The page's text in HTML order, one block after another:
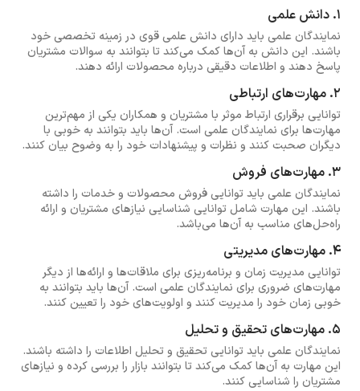
1. دانش علمی
نمایندگان علمی باید دارای دانش علمی قوی در زمینه تخصصی خود
باشند. این دانش به آن‌ها کمک می‌کند تا بتوانند به سوالات مشتریان
پاسخ دهند و اطلاعات دقیقی درباره محصولات ارائه دهند.
2. مهارت‌های ارتباطی
توانایی برقراری ارتباط موثر با مشتریان و همکاران یکی از مهم‌ترین
مهارت‌ها برای نمایندگان علمی است. آن‌ها باید بتوانند به خوبی با
دیگران صحبت کنند و نظرات و پیشنهادات خود را به وضوح بیان کنند.
3. مهارت‌های فروش
نمایندگان علمی باید توانایی فروش محصولات و خدمات را داشته
باشند. این مهارت شامل توانایی شناسایی نیازهای مشتریان و ارائه
راه‌حل‌های مناسب به آن‌ها می‌باشد.
4. مهارت‌های مدیریتی
توانایی مدیریت زمان و برنامه‌ریزی برای ملاقات‌ها و ارائه‌ها از دیگر
مهارت‌های ضروری برای نمایندگان علمی است. آن‌ها باید بتوانند به
خوبی زمان خود را مدیریت کنند و اولویت‌های خود را تعیین کنند.
5. مهارت‌های تحقیق و تحلیل
نمایندگان علمی باید توانایی تحقیق و تحلیل اطلاعات را داشته باشند.
این مهارت به آن‌ها کمک می‌کند تا بتوانند بازار را بررسی کرده و نیازهای
مشتریان را شناسایی کنند.